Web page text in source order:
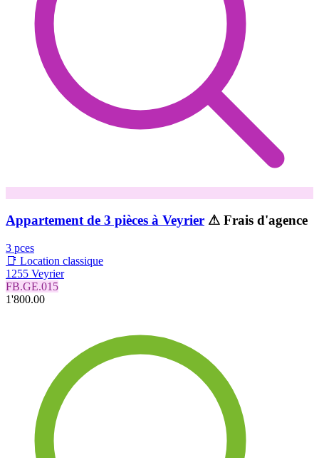
Appartement de 3 pièces à Veyrier ⚠ Frais d'agence
3 pces
📑 Location classique
1255 Veyrier
FB.GE.015
1'800.00